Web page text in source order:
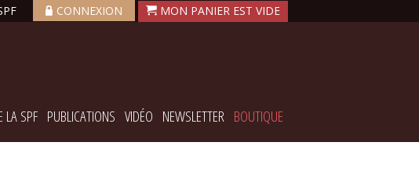
CONNEXION
LA SPF PUBLICATIONS VIDÉO NEWSLETTER BOUTIQUE